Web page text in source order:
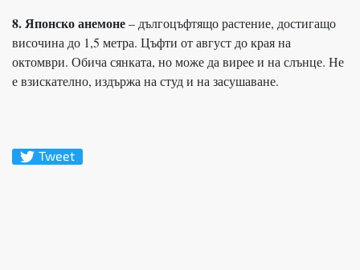
8. Японско анемоне– дългоцъфтящо растение, достигащо
височина до 1,5 метра. Цъфти от август до края на
октомври. Обича сянката, но може да вирее и на слънце. Не
е взискателно, издържа на студ и на засушаване.
Tweet